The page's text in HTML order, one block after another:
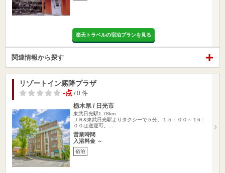
楽天トラベルの宿泊プランを見る
関連情報から探す
リゾートイン霧降プラザ
-点 / 0 件
栃木県 / 日光市
東武日光駅1.78km
ＪＲ&東武日光駅よりタクシーで５分。１５：００～１6：
００は送迎可。…
営業時間
入浴料金 ～
宿泊